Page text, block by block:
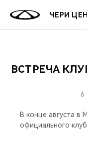
ЧЕРИ
КРОССОВЕРЫ
КРЕДИТ И
ЗАПЧАСТИ И
О БРЕНДЕ
КРЕДИТ
МЫ В СОЦСЕТЯХ
ВСТРЕЧА
6
В конце августа в
официального